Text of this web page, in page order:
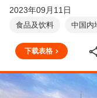
2023年09月11日
食品及饮料 中国内
下载表格